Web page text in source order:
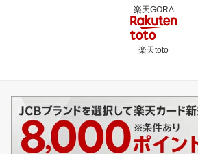
楽天GORA
楽天toto